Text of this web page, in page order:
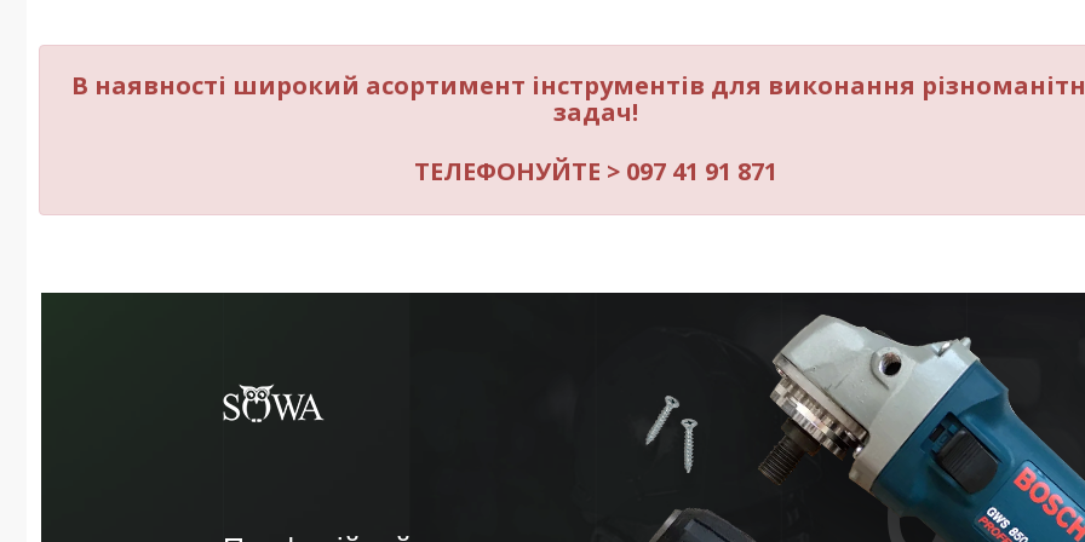
В наявності широкий асортимент інструментів для виконання
задач!
ТЕЛЕФОНУЙТЕ > 097 41 91 871